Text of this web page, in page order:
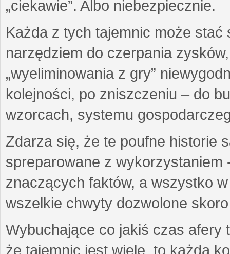
„ciekawie”. Albo niebezpiecznie.
Każda z tych tajemnic może
narzędziem do czerpania
„wyeliminowania z gry”
kolejności, po zniszczeniu – do
wzorcach, systemu
Zdarza się, że te poufne historie
spreparowane z wykorzystaniem
znaczących faktów, a wszystko
wszelkie chwyty dozwolone
Wybuchające co jakiś czas afery
że tajemnic jest wiele, to każda